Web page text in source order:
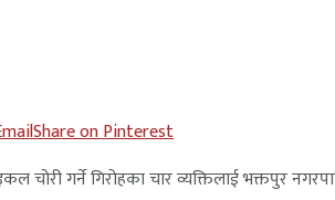
Share on Pinterest
चोरी गर्ने गिरोहका चार व्यक्तिलाई भक्तपुर